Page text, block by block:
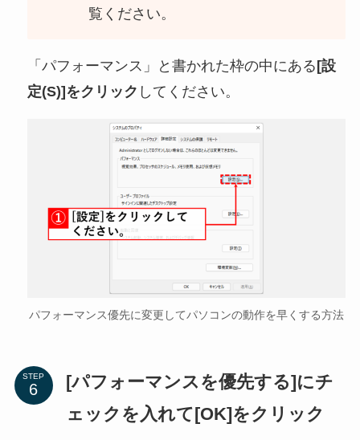
覧ください。
「パフォーマンス」と書かれた枠の中にある [設
定(S)]をクリック してください。
パフォーマンス優先に変更してパソコンの動作を早くする方法
STEP
[パフォーマンスを優先する]にチ
ェックを入れて[OK]をクリック